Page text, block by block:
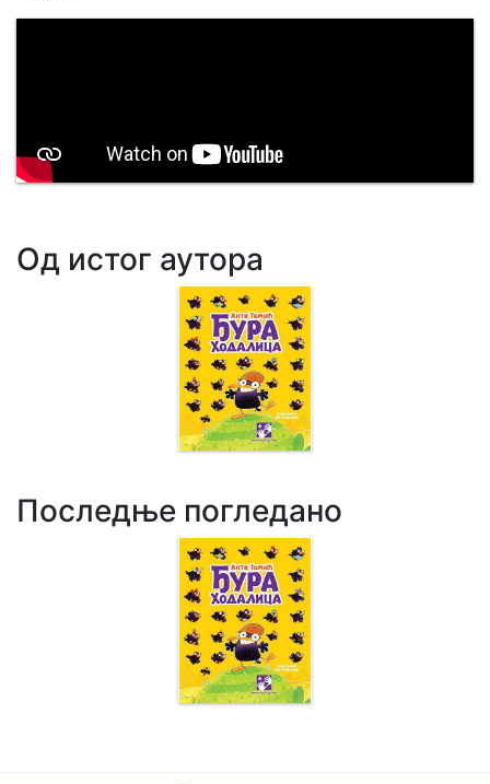
Од истог аутора
Последње погледано